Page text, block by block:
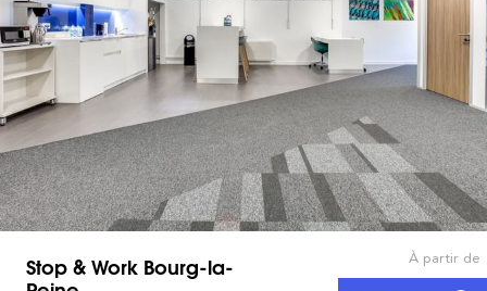
Stop & Work Bourg-la- À partir de